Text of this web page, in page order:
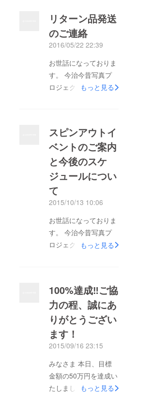
リターン品発送
のご連絡
2016/05/22 22:39
お世話になっておりま
す。 今治今昔写真プ
ロジェクトのクラウド
は、プロジェクトへの
ご支援を いただきま
して、誠にありがとう
ございました。 表題
の件、リターン品につ
きましては、 順次発
送をさせていただいて
おりましたが、 アル
バムを含むプランのご
支援者様につきまして
ましたこと、お詫び申
し上げます。 アルバ
ムを含む全リターン品
については、既に配送
を完了して おります
ただきますようお願い
致します。 なお、一
部、リターン品の発送
もっと見る
スピンアウトイ
ベントのご案内
と今後のスケ
ジュールについ
て
2015/10/13 10:06
お世話になっておりま
す。 今治今昔写真プ
ロジェクト委員会で
です。 さて、先日ご
連絡をさせていただい
た通り、 今月末の
10/31に、今治工業高
校の文化祭にて、今昔
委員会代表の渡邉を中
心に、現在、進行プロ
グラムを鋭意作成中で
もっと見る
100%達成‼ご協
力の程、誠にあ
りがとうござい
ます！
2015/09/16 23:15
みなさま 本日、目標
金額の50万円を達成い
たしました。ご支援・
もっと見る